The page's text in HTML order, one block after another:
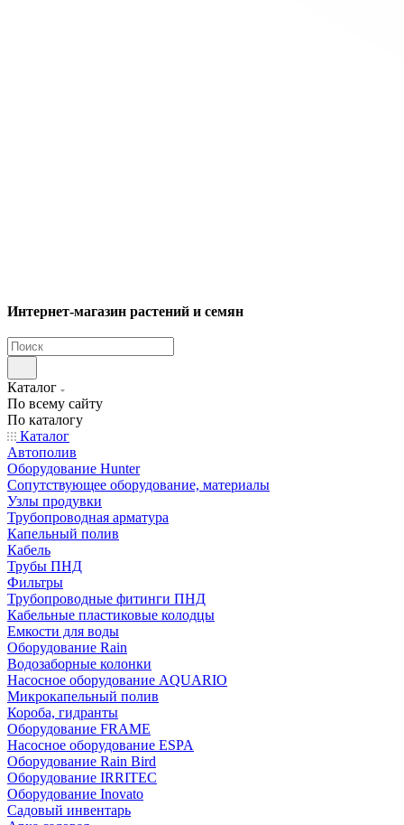
Интернет-магазин растений и семян
Каталог
По всему сайту
По каталогу
Каталог
Автополив
Оборудование Hunter
Сопутствующее оборудование, материалы
Узлы продувки
Трубопроводная арматура
Капельный полив
Кабель
Трубы ПНД
Фильтры
Трубопроводные фитинги ПНД
Кабельные пластиковые колодцы
Емкости для воды
Оборудование Rain
Водозаборные колонки
Насосное оборудование AQUARIO
Микрокапельный полив
Короба, гидранты
Оборудование FRAME
Насосное оборудование ESPA
Оборудование Rain Bird
Оборудование IRRITEC
Оборудование Inovato
Садовый инвентарь